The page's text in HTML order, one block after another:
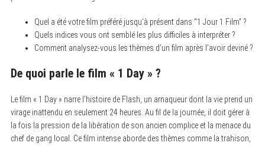
Quel a été votre film préféré jusqu’à présent dans “1 Jour 1 Film” ?
Quels indices vous ont semblé les plus difficiles à interpréter ?
Comment analysez-vous les thèmes d’un film après l’avoir deviné ?
De quoi parle le film « 1 Day » ?
Le film « 1 Day » narre l’histoire de Flash, un arnaqueur dont la vie prend un
virage inattendu en seulement 24 heures. Au fil de la journée, il doit gérer à
la fois la pression de la libération de son ancien complice et la menace du
chef de gang local. Ce film intense aborde des thèmes comme la trahison,